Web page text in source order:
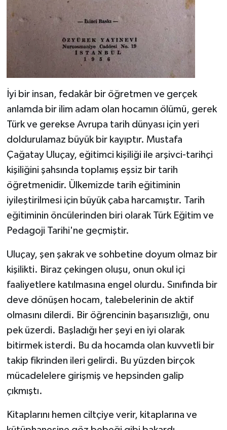
İyi bir insan, fedakâr bir öğretmen ve gerçek
anlamda bir ilim adam olan hocamın ölümü, gerek
Türk ve gerekse Avrupa tarih dünyası için yeri
doldurulamaz büyük bir kayıptır. Mustafa
Çağatay Uluçay, eğitimci kişiliği ile arşivci-tarihçi
kişiliğini şahsında toplamış eşsiz bir tarih
öğretmenidir. Ülkemizde tarih eğitiminin
iyileştirilmesi için büyük çaba harcamıştır. Tarih
eğitiminin öncülerinden biri olarak Türk Eğitim ve
Pedagoji Tarihi'ne geçmiştir.
Uluçay, şen şakrak ve sohbetine doyum olmaz bir
kişilikti. Biraz çekingen oluşu, onun okul içi
faaliyetlere katılmasına engel olurdu. Sınıfında bir
deve dönüşen hocam, talebelerinin de aktif
olmasını dilerdi. Bir öğrencinin başarısızlığı, onu
pek üzerdi. Başladığı her şeyi en iyi olarak
bitirmek isterdi. Bu da hocamda olan kuvvetli bir
takip fikrinden ileri gelirdi. Bu yüzden birçok
mücadelelere girişmiş ve hepsinden galip
çıkmıştı.
Kitaplarını hemen ciltçiye verir, kitaplarına ve